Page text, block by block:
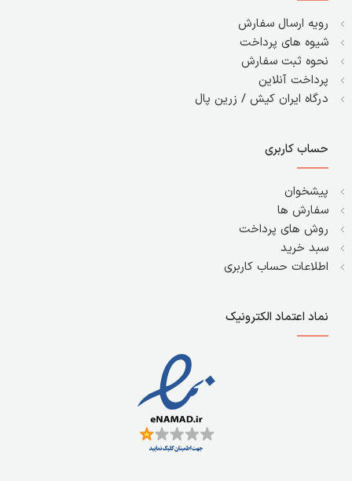
رویه ارسال سفارش
شیوه های پرداخت
نحوه ثبت سفارش
پرداخت آنلاین
درگاه ایران کیش / زرین پال
حساب کاربری
پیشخوان
سفارش ها
روش های پرداخت
سبد خرید
اطلاعات حساب کاربری
نماد اعتماد الکترونیک